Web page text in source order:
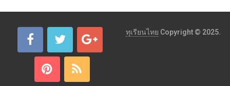
ทุเรียนไทย Copyright © 2025.